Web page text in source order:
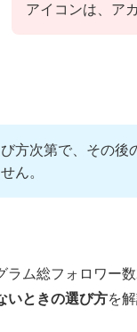
アイコンは、ア
方次第で、その後
ん。
ム総フォロワー
いときの選び方を